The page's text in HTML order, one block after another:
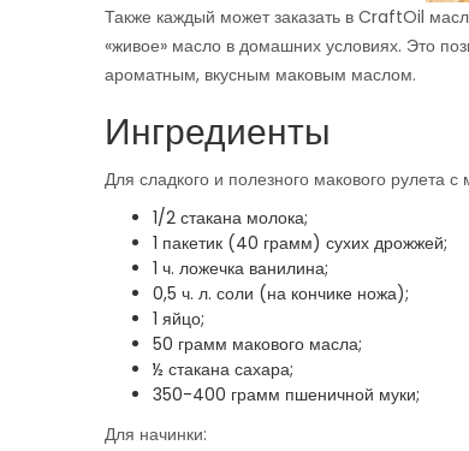
Также каждый может заказать в CraftOil
«живое» масло в домашних условиях. Это
ароматным, вкусным маковым маслом.
Ингредиенты
Для сладкого и полезного макового рулета
1/2 стакана молока;
1 пакетик (40 грамм) сухих дрожжей;
1 ч. ложечка ванилина;
0,5 ч. л. соли (на кончике ножа);
1 яйцо;
50 грамм макового масла;
½ стакана сахара;
350-400 грамм пшеничной муки;
Для начинки: